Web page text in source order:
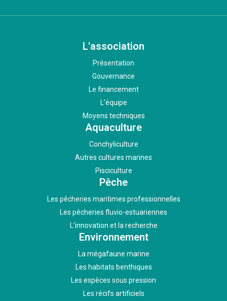
L'association
Présentation
Gouvernance
Le financement
L’équipe
Moyens techniques
Aquaculture
Conchyliculture
Autres cultures marines
Pisciculture
Pêche
Les pêcheries maritimes professionnelles
Les pêcheries fluvio-estuariennes
L’innovation et la recherche
Environnement
La mégafaune marine
Les habitats benthiques
Les espèces sous pression
Les récifs artificiels